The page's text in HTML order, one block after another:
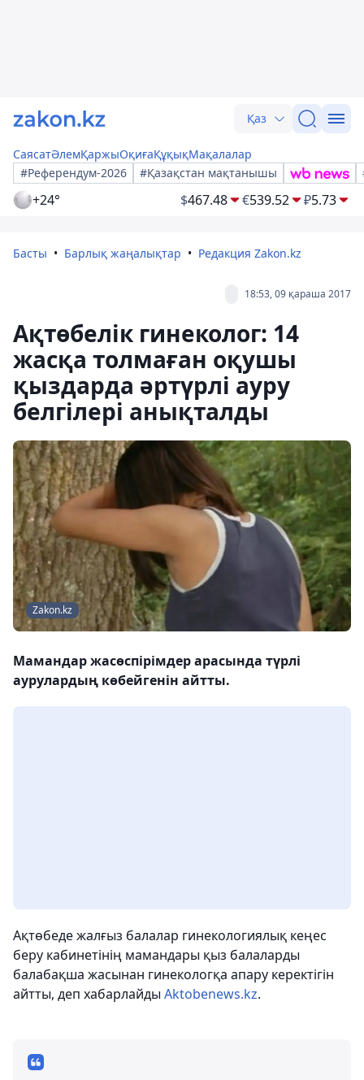
Қаз
СаясатӘлемҚаржыОқиғаҚұқықМақалалар
#Референдум-2026
#Қазақстан мақтанышы
+24° $467.48 €539.52 ₽5.73
Басты Барлық жаңалықтар Редакция Zakon.kz
18:53, 09 қараша 2017
Ақтөбелік гинеколог: 14
жасқа толмаған оқушы
қыздарда әртүрлі ауру
белгілері анықталды
Zakon.kz
Мамандар жасөспірімдер арасында түрлі
аурулардың көбейгенін айтты.
Ақтөбеде жалғыз балалар гинекологиялық кеңес
беру кабинетінің мамандары қыз балаларды
балабақша жасынан гинекологқа апару керектігін
айтты, деп хабарлайды Aktobenews.kz.